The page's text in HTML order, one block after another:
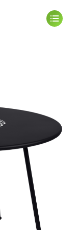
Dit
kan
gekozen
worden